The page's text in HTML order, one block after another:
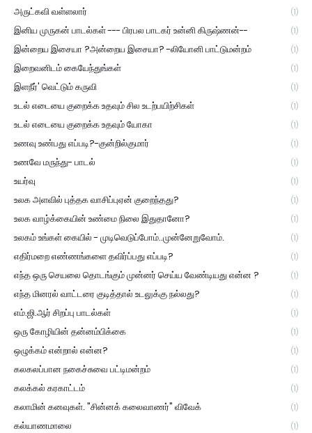
அருட்கவி வள்ளலார் (1)
இனிய முருகன் பாடல்கள் --- பிரபல பாடகர் உன்னி கிருஷ்ணன்-- (1)
இன்றைய இசையா ?அன்றைய இசையா? -லியோனி பாட்டுமன்றம் (1)
இறைவனிடம் கையேந்துங்கள் (1)
இளநீர்' வெட்டும் கருவி (1)
உடல் எடையை குறைக்க உதவும் சில உடற்பயிற்சிகள் (1)
உடல் எடையை குறைக்க உதவும் யோகா (1)
உணவு உண்பது எப்படி?-குன்றில்குமார் (1)
உணவே மருந்து- பாடல் (1)
உயர்வு (1)
உலக அளவில் புத்தக வாசிப்புஏன் குறைந்தது? (1)
உலக வாழ்க்கையின் உண்மை நிலை இதுதானோ? (1)
உலகம் உங்கள் கையில் - முடிவெடுப்போம்..முன்னேறுவோம். (1)
எதிர்மறை எண்ணங்களை தவிர்ப்பது எப்படி? (1)
எந்த ஒரு செயலை தொடங்கும் முன்னர் செய்ய வேண்டியது என்ன ? (1)
எந்த மினரல் வாட்டரை குடித்தால் உடலுக்கு நல்லது? (1)
எம்.ஜி.ஆர் சிறப்பு பாடல்கள் (1)
ஒரு கோழியின் தன்னம்பிக்கை (1)
ஒழுக்கம் என்றால் என்ன? (1)
கலகலப்பான நகைச்சுவை பட்டிமன்றம் (1)
கலக்கல் கரகாட்டம் (1)
கலாமின் கனவுகள். "சின்னக் கலைவாணர்" விவேக் (1)
கல்யாணமாலை (1)